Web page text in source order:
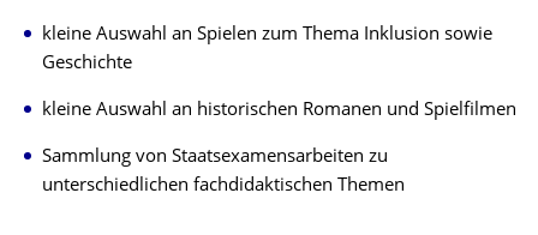
kleine Auswahl an Spielen zum Thema Inklusion sowie
Geschichte
kleine Auswahl an historischen Romanen und Spielfilmen
Sammlung von Staatsexamensarbeiten zu
unterschiedlichen fachdidaktischen Themen